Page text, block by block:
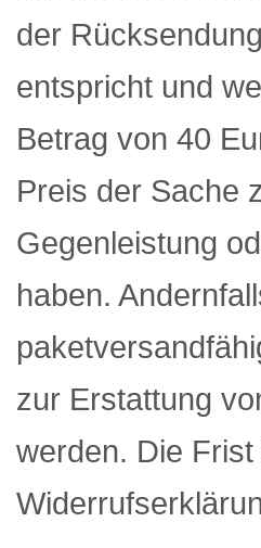
der
entspricht und
Betrag von 40
Preis der Sache
Gegenleistung
haben.
zur Erstattung
werden. Die